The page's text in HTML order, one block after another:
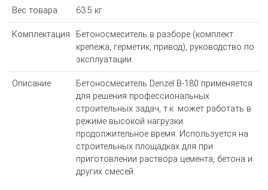
Вес товара 63.5 кг
Комплектация
Бетоносмеситель в разборе (комплект
крепежа, герметик, привод), руководство по
эксплуатации.
Описание
Бетоносмеситель Denzel B-180 применяется
для решения профессиональных
строительных задач, т.к. может работать в
режиме высокой нагрузки
продолжительное время. Используется на
строительных площадках для при
приготовлении раствора цемента, бетона и
других смесей.